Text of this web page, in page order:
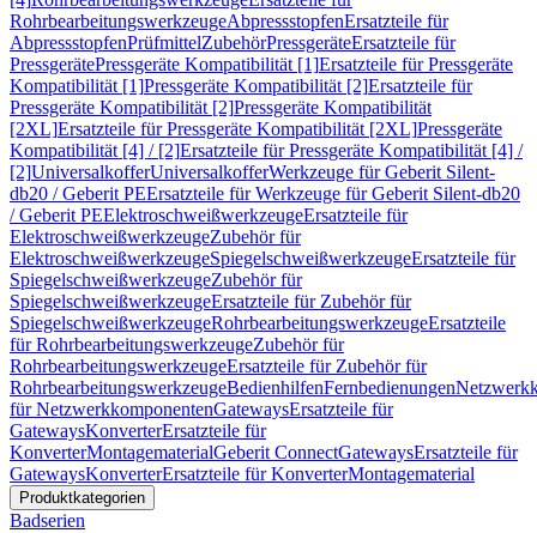
RohrbearbeitungswerkzeugeAbpressstopfenErsatzteile für
AbpressstopfenPrüfmittelZubehörPressgeräteErsatzteile für
PressgerätePressgeräte Kompatibilität [1]Ersatzteile für Pressgeräte
Kompatibilität [1]Pressgeräte Kompatibilität [2]Ersatzteile für
Pressgeräte Kompatibilität [2]Pressgeräte Kompatibilität
[2XL]Ersatzteile für Pressgeräte Kompatibilität [2XL]Pressgeräte
Kompatibilität [4] / [2]Ersatzteile für Pressgeräte Kompatibilität [4] /
[2]UniversalkofferUniversalkofferWerkzeuge für Geberit Silent-
db20 / Geberit PEErsatzteile für Werkzeuge für Geberit Silent-db20
/ Geberit PEElektroschweißwerkzeugeErsatzteile für
ElektroschweißwerkzeugeZubehör für
ElektroschweißwerkzeugeSpiegelschweißwerkzeugeErsatzteile für
SpiegelschweißwerkzeugeZubehör für
SpiegelschweißwerkzeugeErsatzteile für Zubehör für
SpiegelschweißwerkzeugeRohrbearbeitungswerkzeugeErsatzteile
für RohrbearbeitungswerkzeugeZubehör für
RohrbearbeitungswerkzeugeErsatzteile für Zubehör für
RohrbearbeitungswerkzeugeBedienhilfenFernbedienungen
für NetzwerkkomponentenGatewaysErsatzteile für
GatewaysKonverterErsatzteile für
KonverterMontagematerialGeberit ConnectGatewaysErsatzteile für
GatewaysKonverterErsatzteile für KonverterMontagematerial
Produktkategorien
Badserien